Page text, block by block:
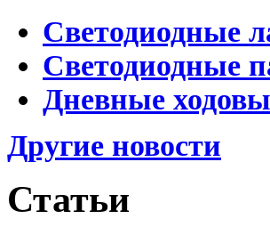
Светодиодные
Светодиодные
Дневные
Другие новости
Статьи